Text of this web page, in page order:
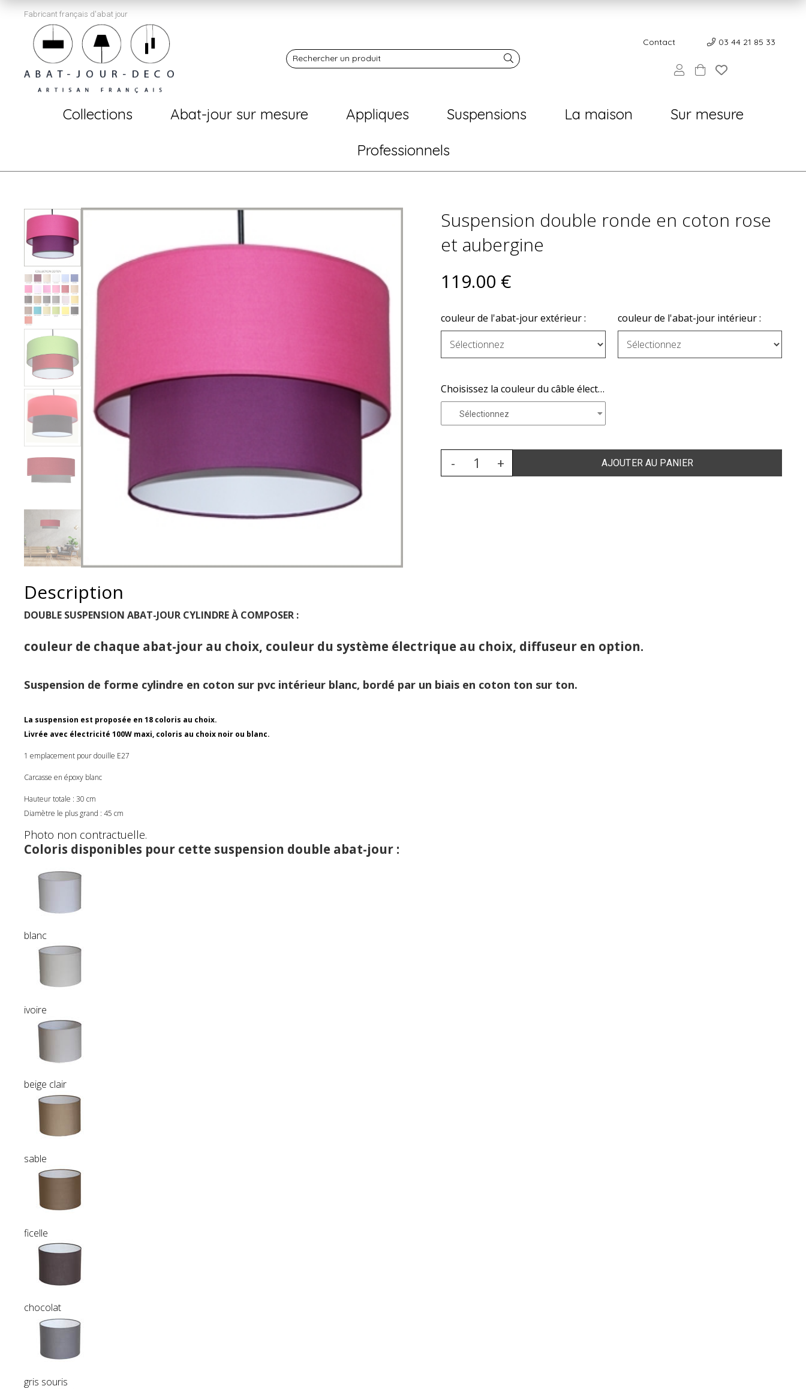
Fabricant français d'abat jour
Contact
03 44 21 85 33
Rechercher un produit
Collections Abat-jour sur mesure Appliques Suspensions La maison
Sur mesure
Professionnels
Suspension double ronde en coton rose
et aubergine
119.00 €
couleur de l'abat-jour extérieur : couleur de l'abat-jour intérieur :
Choisissez la couleur du câble électrique :
Description
DOUBLE SUSPENSION ABAT-JOUR CYLINDRE À COMPOSER :
couleur de chaque abat-jour au choix, couleur du système électrique au choix, diffuseur en option.
Suspension de forme cylindre en coton sur pvc intérieur blanc, bordé par un biais en coton ton sur ton.
La suspension est proposée en 18 coloris au choix.
Livrée avec électricité 100W maxi, coloris au choix noir ou blanc.
1 emplacement pour douille E27
Carcasse en époxy blanc
Hauteur totale : 30 cm
Diamètre le plus grand : 45 cm
Photo non contractuelle.
Coloris disponibles pour cette suspension double abat-jour :
blanc
ivoire
beige clair
sable
ficelle
chocolat
gris souris
Contact